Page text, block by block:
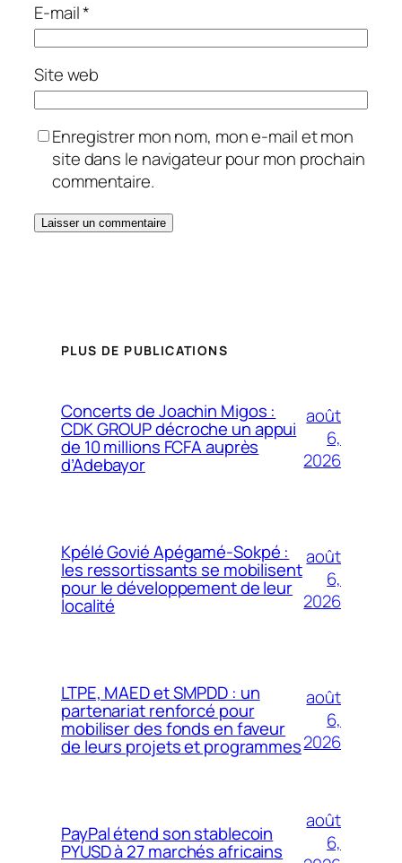
E-mail*
Site web
Enregistrer mon nom, mon e-mail et mon
site dans le navigateur pour mon prochain
commentaire.
PLUS DE PUBLICATIONS
Concerts de Joachin Migos :
CDK GROUP décroche un appui
de 10 millions FCFA auprès
d’Adebayor
août
6,
2026
Kpélé Govié Apégamé-Sokpé :
les ressortissants se mobilisent
pour le développement de leur
localité
août
6,
2026
LTPE, MAED et SMPDD : un
partenariat renforcé pour
mobiliser des fonds en faveur
de leurs projets et programmes
août
6,
2026
PayPal étend son stablecoin
PYUSD à 27 marchés africains
août
6,